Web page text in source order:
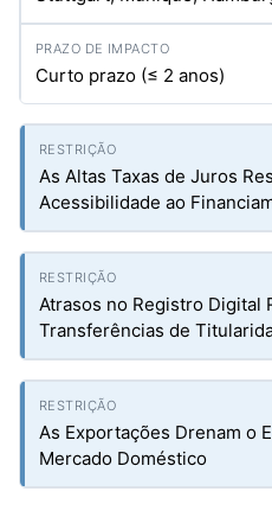
Curto prazo (≤ 2 anos)
As Altas Taxas de Juros
Acessibilidade ao
Atrasos no Registro Digital
Transferências de
As Exportações Drenam o
Mercado Doméstico